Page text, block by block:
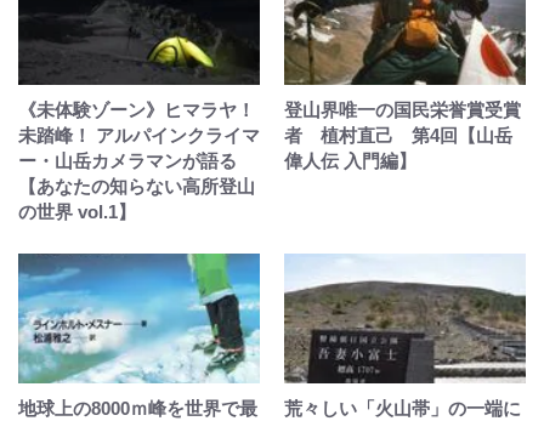
《未体験ゾーン》ヒマラヤ！
未踏峰！ アルパインクライマ
ー・山岳カメラマンが語る
【あなたの知らない高所登山
の世界 vol.1】
登山界唯一の国民栄誉賞受賞
者 植村直己 第4回【山岳
偉人伝 入門編】
地球上の8000ｍ峰を世界で最
荒々しい「火山帯」の一端に